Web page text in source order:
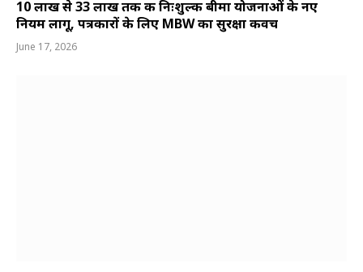
10 लाख से 33 लाख तक की निःशुल्क बीमा योजनाओं के नए
नियम लागू, पत्रकारों के लिए MBW का सुरक्षा कवच
June 17, 2026